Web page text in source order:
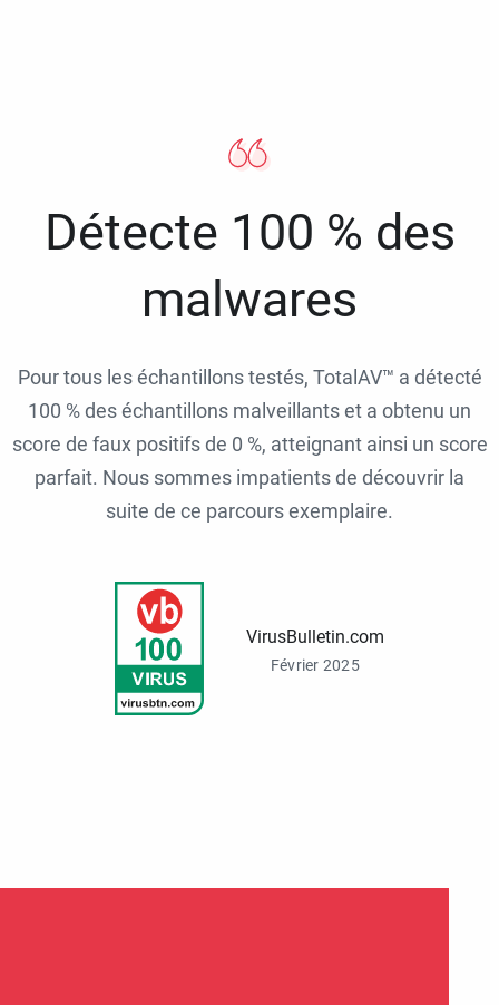
Détecte 100 % des
malwares
Pour tous les échantillons testés, TotalAV™ a détecté
100 % des échantillons malveillants et a obtenu un
score de faux positifs de 0 %, atteignant ainsi un score
parfait. Nous sommes impatients de découvrir la
suite de ce parcours exemplaire.
VirusBulletin.com
Février 2025